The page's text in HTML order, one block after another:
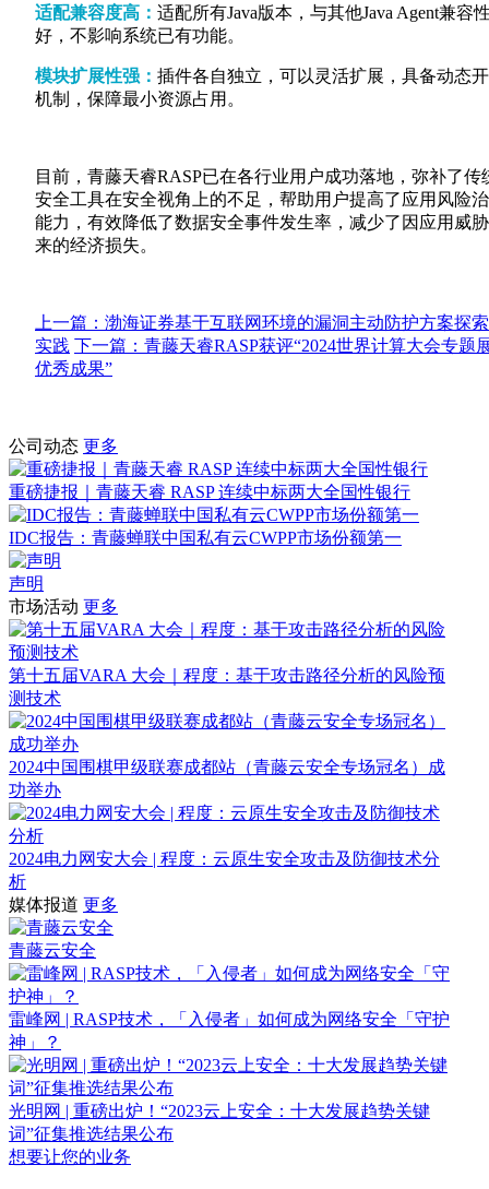
适配兼容度高： 适配所有Java版本，与其他Java Agent兼容
好，不影响系统已有功能。
模块扩展性强： 插件各自独立，可以灵活扩展，具备动态
机制，保障最小资源占用。
目前，青藤天睿RASP已在各行业用户成功落地，弥补了传
安全工具在安全视角上的不足，帮助用户提高了应用风险
能力，有效降低了数据安全事件发生率，减少了因应用威
来的经济损失。
上一篇：渤海证券基于互联网环境的漏洞主动防护方案探
实践 下一篇：青藤天睿RASP获评“2024世界计算大会专题
优秀成果”
公司动态 更多
重磅捷报｜青藤天睿 RASP 连续中标两大全国性银行
IDC报告：青藤蝉联中国私有云CWPP市场份额第一
声明
市场活动 更多
第十五届VARA 大会｜程度：基于攻击路径分析的风险预
测技术
2024中国围棋甲级联赛成都站（青藤云安全专场冠名）成
功举办
2024电力网安大会 | 程度：云原生安全攻击及防御技术分
析
媒体报道 更多
青藤云安全
雷峰网 | RASP技术，「入侵者」如何成为网络安全「守护
神」？
光明网 | 重磅出炉！“2023云上安全：十大发展趋势关键
词”征集推选结果公布
想要让您的业务